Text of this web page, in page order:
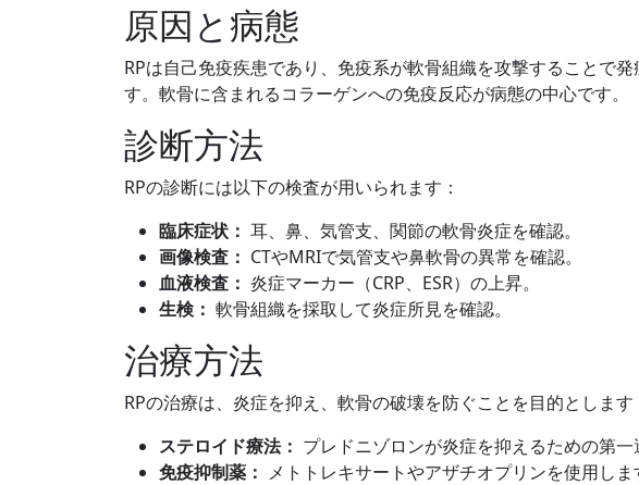
原因と病態
RPは自己免疫疾患であり、免疫系が軟骨組織を攻撃することで
す。軟骨に含まれるコラーゲンへの免疫反応が病態の中心です。
診断方法
RPの診断には以下の検査が用いられます：
臨床症状： 耳、鼻、気管支、関節の軟骨炎症を確認。
画像検査： CTやMRIで気管支や鼻軟骨の異常を確認。
血液検査： 炎症マーカー（CRP、ESR）の上昇。
生検： 軟骨組織を採取して炎症所見を確認。
治療方法
RPの治療は、炎症を抑え、軟骨の破壊を防ぐことを目的とします
ステロイド療法： プレドニゾロンが炎症を抑えるための第一
免疫抑制薬： メトトレキサートやアザチオプリンを使用しま